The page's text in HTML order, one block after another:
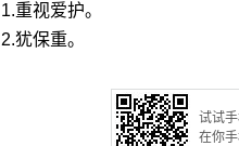
1.重视爱护。
2.犹保重。
试试
在你